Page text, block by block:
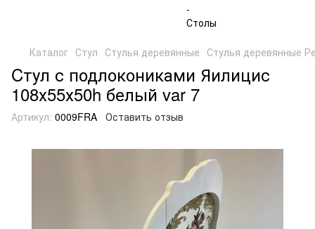
Каталог Стул Стулья деревянные Стулья деревянные
Cтул с подлокониками Яилицис
108х55х50h белый var 7
Артикул: 0009FRA Оставить отзыв